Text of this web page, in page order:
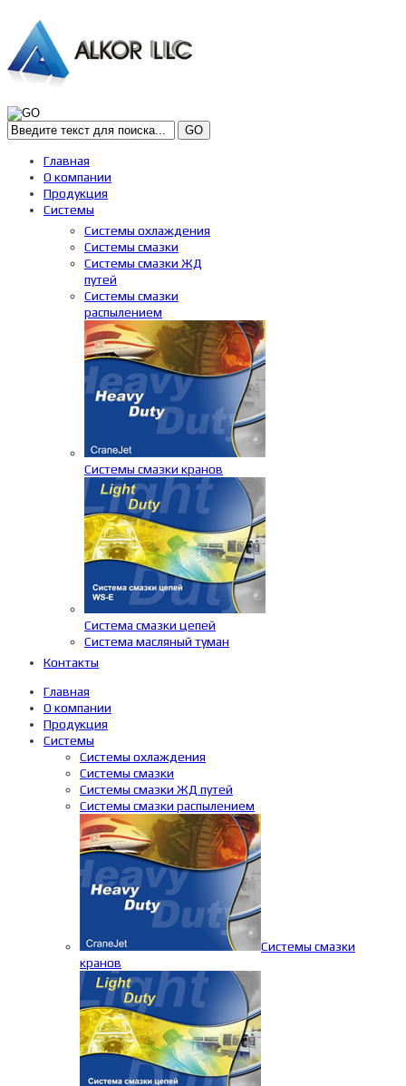
GO
Главная
О компании
Продукция
Системы
Системы охлаждения
Системы смазки
Системы смазки ЖД
путей
Системы смазки
распылением
Системы смазки кранов
Система смазки цепей
Система масляный туман
Контакты
Главная
О компании
Продукция
Системы
Системы охлаждения
Системы смазки
Системы смазки ЖД путей
Системы смазки распылением
Системы смазки
кранов